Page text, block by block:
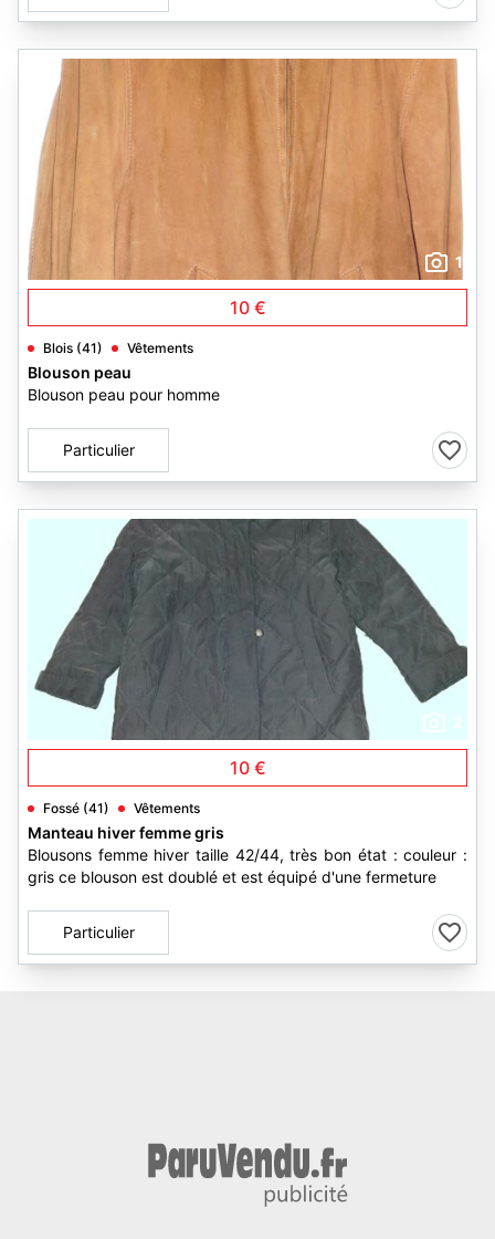
1
10 €
Blois (41) Vêtements
Blouson peau
Blouson peau pour homme
Particulier
2
10 €
Fossé (41) Vêtements
Manteau hiver femme gris
Blousons femme hiver taille 42/44, très bon état : couleur :
gris ce blouson est doublé et est équipé d'une fermeture
Particulier